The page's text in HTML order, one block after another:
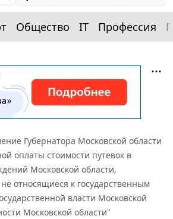
Общество IT Профессия
Губернатора Московской области
оплаты стоимости путевок в
Московской области,
относящиеся к государственным
власти Московской
Московской области"